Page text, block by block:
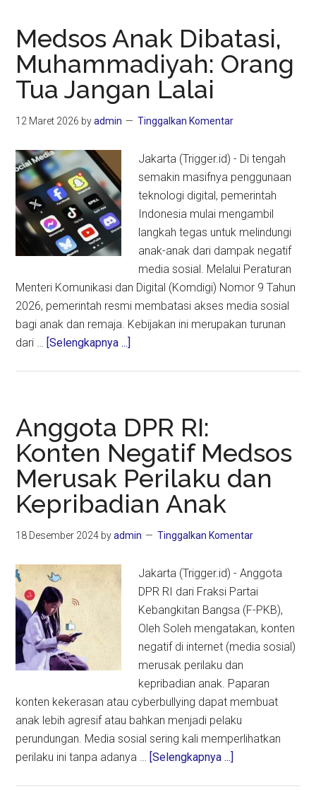
Medsos Anak Dibatasi,
Muhammadiyah: Orang
Tua Jangan Lalai
12 Maret 2026 byadmin Tinggalkan Komentar
Jakarta (Trigger.id) - Di tengah
semakin masifnya penggunaan
teknologi digital, pemerintah
Indonesia mulai mengambil
langkah tegas untuk melindungi
anak-anak dari dampak negatif
media sosial. Melalui Peraturan
Menteri Komunikasi dan Digital (Komdigi) Nomor 9 Tahun
2026, pemerintah resmi membatasi akses media sosial
bagi anak dan remaja. Kebijakan ini merupakan turunan
dari … [Selengkapnya ...]
Muhammadiyah:
Orang
Tua
Jangan
Lalai
Anggota DPR RI:
Konten Negatif Medsos
Merusak Perilaku dan
Kepribadian Anak
18 Desember 2024 byadmin Tinggalkan Komentar
Jakarta (Trigger.id) - Anggota
DPR RI dari Fraksi Partai
Kebangkitan Bangsa (F-PKB),
Oleh Soleh mengatakan, konten
negatif di internet (media sosial)
merusak perilaku dan
kepribadian anak. Paparan
konten kekerasan atau cyberbullying dapat membuat
anak lebih agresif atau bahkan menjadi pelaku
perundungan. Media sosial sering kali memperlihatkan
perilaku ini tanpa adanya … [Selengkapnya ...]